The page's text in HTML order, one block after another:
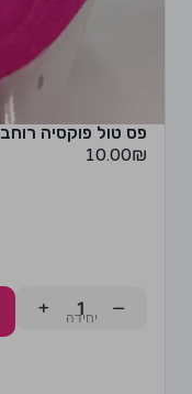
פס טול פוקסיה רוחב 15 ס"מ
10.00₪
−
+